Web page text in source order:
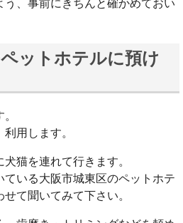
、事前にきちんと確かめておい
ットホテルに預け
用します。
猫を連れて行きます。
いる大阪市城東区のペットホテ
て聞いてみて下さい。